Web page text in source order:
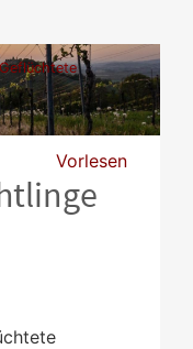
Geflüchtete
Vorlesen